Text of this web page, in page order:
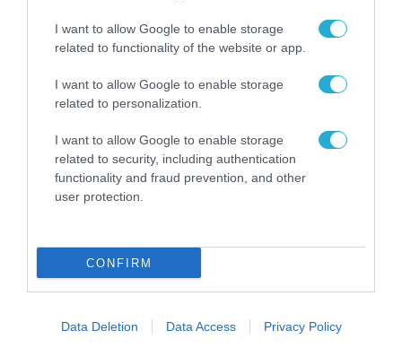
I want to allow Google to enable storage
related to functionality of the website or app.
I want to allow Google to enable storage
related to personalization.
I want to allow Google to enable storage
related to security, including authentication
functionality and fraud prevention, and other
user protection.
CONFIRM
Data Deletion Data Access Privacy Policy
ΤΕΧΝΟΛΟΓΙΕΣ